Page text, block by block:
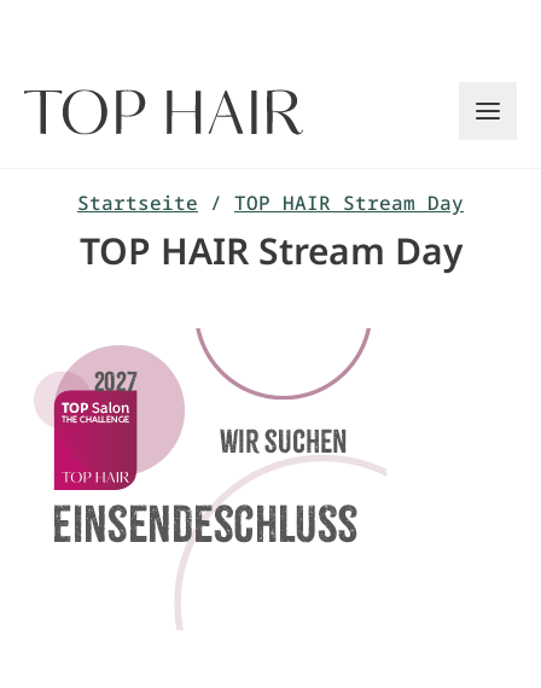
Startseite / TOP HAIR Stream Day
TOP HAIR Stream Day